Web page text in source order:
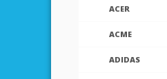
ACER
ACME
ADIDAS